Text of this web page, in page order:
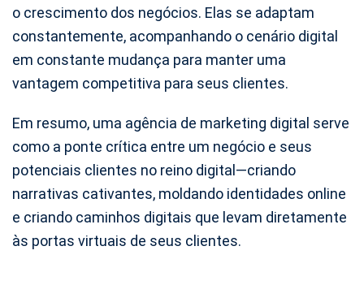
o crescimento dos negócios. Elas se adaptam
constantemente, acompanhando o cenário digital
em constante mudança para manter uma
vantagem competitiva para seus clientes.
Em resumo, uma agência de marketing digital serve
como a ponte crítica entre um negócio e seus
potenciais clientes no reino digital—criando
narrativas cativantes, moldando identidades online
e criando caminhos digitais que levam diretamente
às portas virtuais de seus clientes.